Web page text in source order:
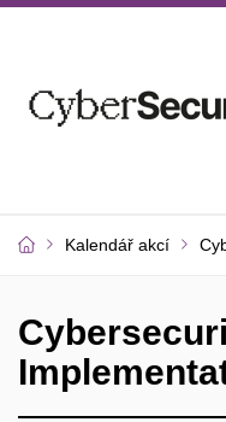
Kalendář akcí